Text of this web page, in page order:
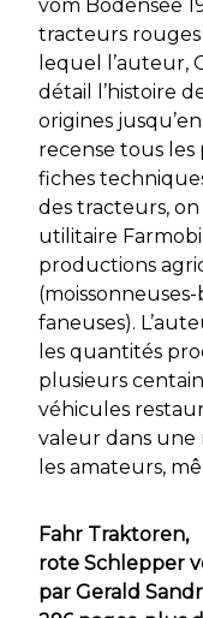
vom Bodensee
tracteurs rouges
lequel l’auteur,
détail l’histoire
origines
recense tous les
fiches
des tracteurs,
utilitaire
productions
faneuses).
les quantités
plusieurs
véhicules
valeur dans une
les amateurs,
Fahr Traktoren,
rote Schlepper
par Gerald